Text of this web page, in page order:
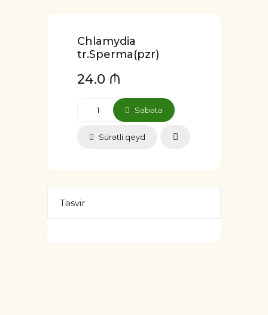
Chlamydia
tr.Sperma(pzr)
24.0 ₼
Səbətə
Sürətli qeyd
Təsvir